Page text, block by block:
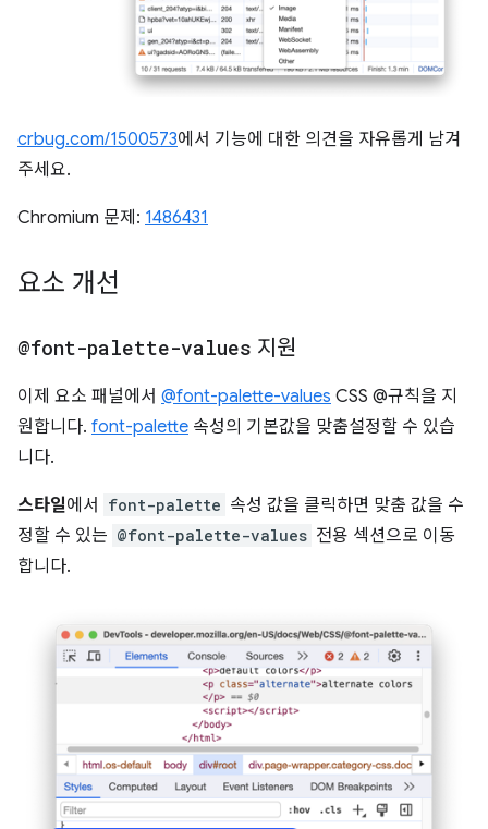
crbug.com/1500573에서 기능에 대한 의견을 자유롭게 남겨
주세요.
Chromium 문제: 1486431
요소 개선
@font-palette-values 지원
이제 요소 패널에서 @font-palette-values CSS @규칙을 지
원합니다. font-palette 속성의 기본값을 맞춤설정할 수 있습
니다.
스타일에서 font-palette 속성 값을 클릭하면 맞춤 값을 수
정할 수 있는 @font-palette-values 전용 섹션으로 이동
합니다.